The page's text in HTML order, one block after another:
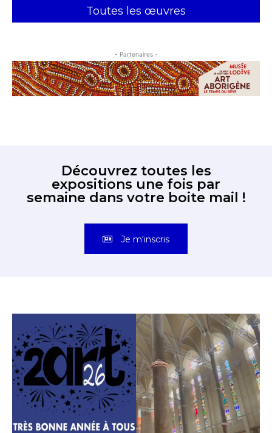
Toutes les œuvres
- Partenaires -
Découvrez toutes les
expositions une fois par
semaine dans votre boite mail !
Je m'inscris